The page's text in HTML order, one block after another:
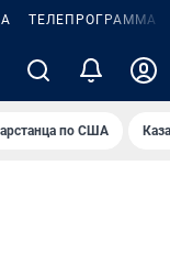
ТЕЛЕПРОГРАММА
по США